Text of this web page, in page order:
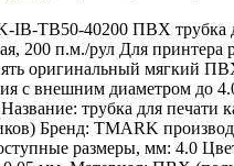
IB-TB50-40200 ПВХ трубка
200 п.м./рул Для принтера
оригинальный мягкий
с внешним диаметром до
трубка для печати
Бренд: TMARK
размеры, мм: 4.0